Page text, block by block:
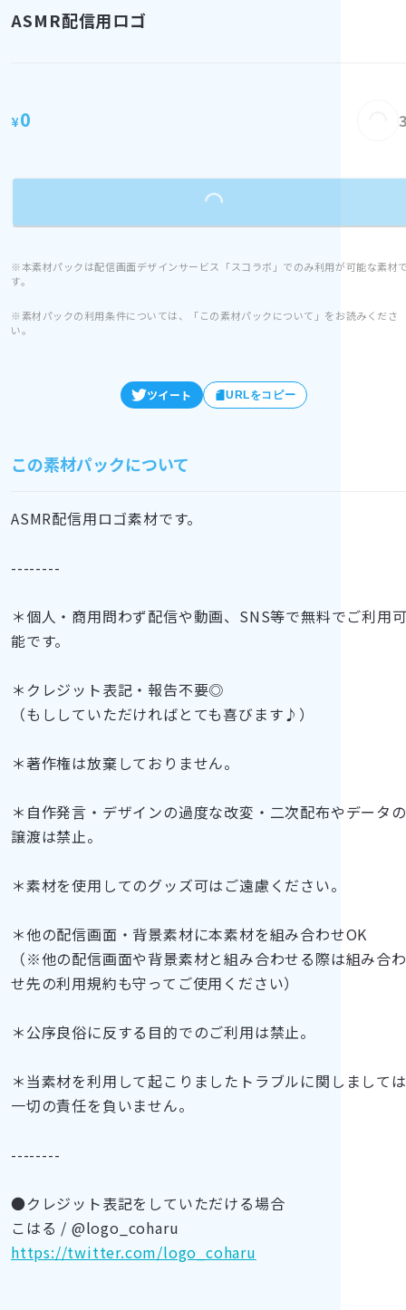
ASMR配信用ロゴ
¥0
Loading...
※本素材パックは配信画面デザインサービス「スコラボ」でのみ利用が可能な素材
す。
※素材パックの利用条件については、「この素材パックについて」をお読みくださ
い。
ツイート URLをコピー
この素材パックについて
ASMR配信用ロゴ素材です。
--------
＊個人・商用問わず配信や動画、SNS等で無料でご利用
能です。
＊クレジット表記・報告不要◎
（もししていただければとても喜びます♪）
＊著作権は放棄しておりません。
＊自作発言・デザインの過度な改変・二次配布やデータの
譲渡は禁止。
＊素材を使用してのグッズ可はご遠慮ください。
＊他の配信画面・背景素材に本素材を組み合わせOK
（※他の配信画面や背景素材と組み合わせる際は組み合わ
せ先の利用規約も守ってご使用ください）
＊公序良俗に反する目的でのご利用は禁止。
＊当素材を利用して起こりましたトラブルに関しましては
一切の責任を負いません。
--------
●クレジット表記をしていただける場合
こはる / @logo_coharu
https://twitter.com/logo_coharu